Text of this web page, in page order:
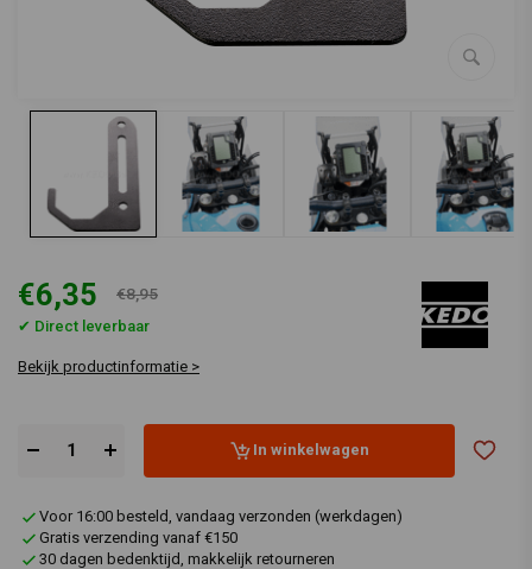
€6,35 €8,95
✔ Direct leverbaar
Bekijk productinformatie >
In winkelwagen
Voor 16:00 besteld, vandaag verzonden (werkdagen)
Gratis verzending vanaf €150
30 dagen bedenktijd, makkelijk retourneren